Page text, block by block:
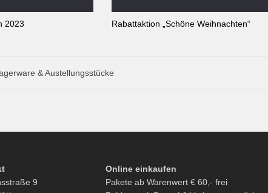
2023 Rabattaktion „Schöne Weihnachten“
& Austellungsstücke
9
Online einkaufen
Pakete ab Warenwert € 60,- frei